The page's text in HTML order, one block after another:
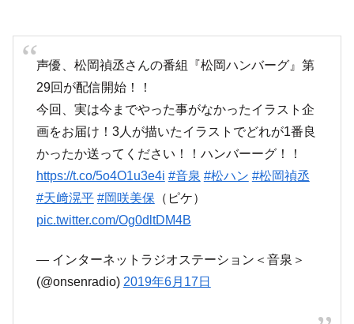
声優、松岡禎丞さんの番組『松岡ハンバーグ』第
29回が配信開始！！
今回、実は今までやった事がなかったイラスト企
画をお届け！3人が描いたイラストでどれが1番良
かったか送ってください！！ハンバーーグ！！
https://t.co/5o4O1u3e4i #音泉 #松ハン #松岡禎丞
#天﨑滉平 #岡咲美保 （ピケ）
pic.twitter.com/Og0dltDM4B
— インターネットラジオステーション＜音泉＞
(@onsenradio) 2019年6月17日